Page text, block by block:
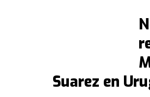
Suarez en